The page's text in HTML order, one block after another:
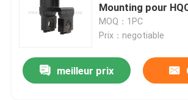
Mounting pour
MOQ：1PC
Prix：negotiable
meilleur prix